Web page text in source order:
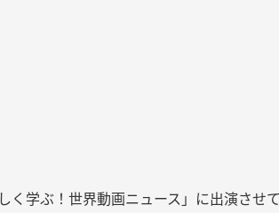
く学ぶ！世界動画ニュース」に出演させ